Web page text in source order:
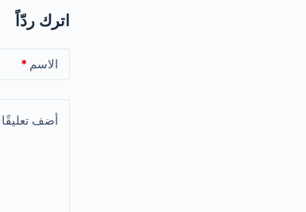
اترك ردّاً
الاسم *
أضف تعليقًا